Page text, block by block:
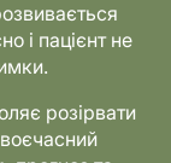
і пацієнт не
розірвати